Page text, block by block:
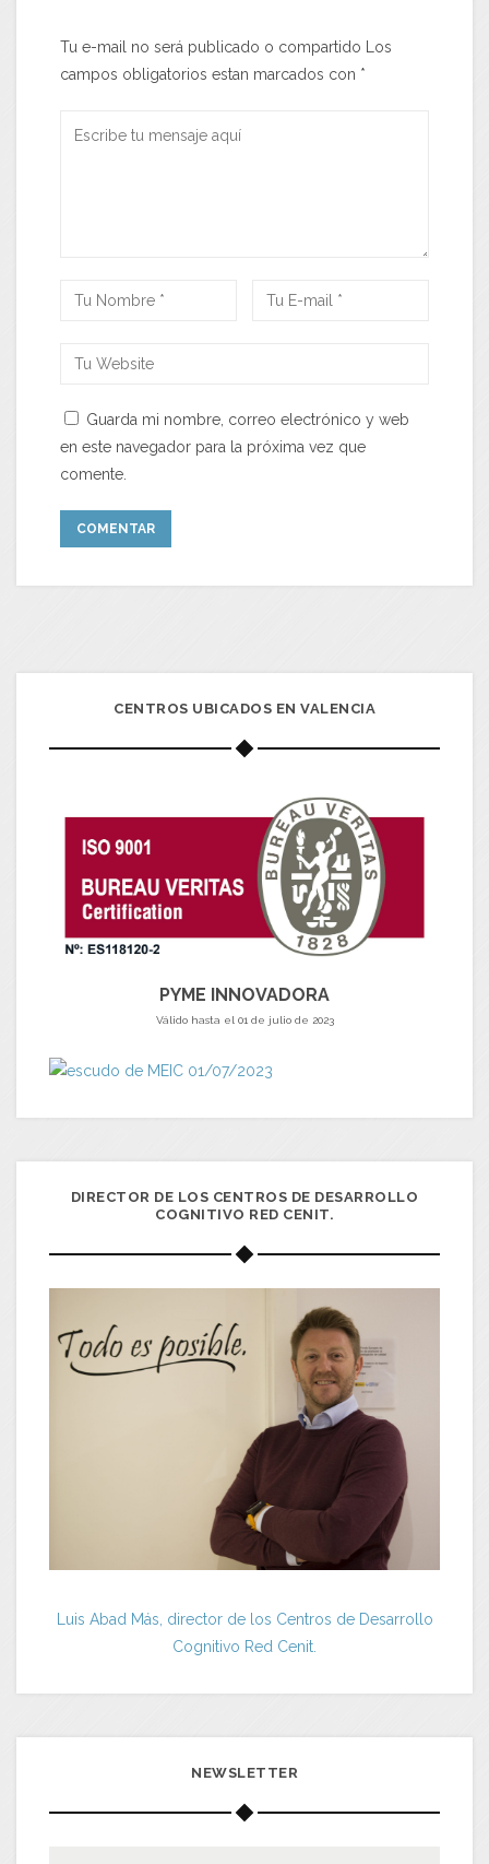
Tu e-mail no será publicado o compartido Los
campos obligatorios estan marcados con *
Guarda mi nombre, correo electrónico y web
en este navegador para la próxima vez que
comente.
CENTROS UBICADOS EN VALENCIA
PYME INNOVADORA
Válido hasta el 01 de julio de 2023
DIRECTOR DE LOS CENTROS DE DESARROLLO
COGNITIVO RED CENIT.
Luis Abad Más, director de los Centros de Desarrollo
Cognitivo Red Cenit.
NEWSLETTER